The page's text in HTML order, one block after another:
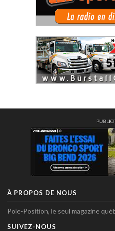
À PROPOS DE NOUS
Pole-Position, le seul magazine
SUIVEZ-NOUS